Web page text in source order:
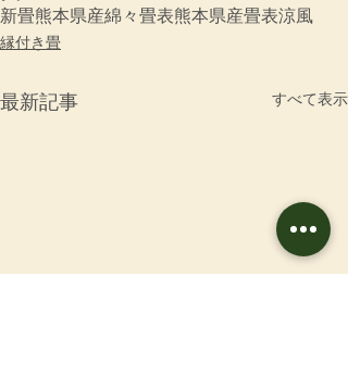
新畳熊本県産綿々畳表熊本県産畳表涼風
縁付き畳
最新記事 すべて表示